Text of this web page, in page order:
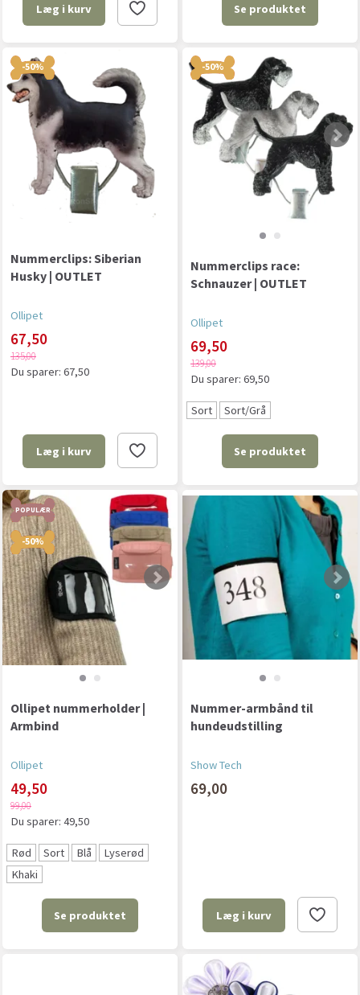
Læg i kurv Se produktet
-50%
Nummerclips: Siberian
Husky | OUTLET
Ollipet
67,50
135,00
Du sparer: 67,50
Læg i kurv
-50%
Nummerclips race:
Schnauzer | OUTLET
Ollipet
69,50
139,00
Du sparer: 69,50
Sort Sort/Grå
Se produktet
POPULÆR
-50%
Ollipet nummerholder |
Armbind
Ollipet
49,50
99,00
Du sparer: 49,50
Rød Sort Blå
Lyserød
Khaki
Se produktet
Nummer-armbånd til
hundeudstilling
Show Tech
69,00
Læg i kurv